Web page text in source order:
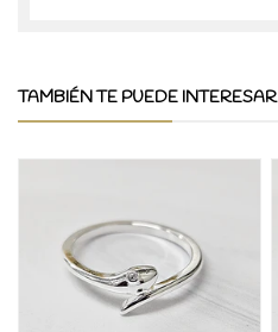
TAMBIÉN TE PUEDE INTERESAR